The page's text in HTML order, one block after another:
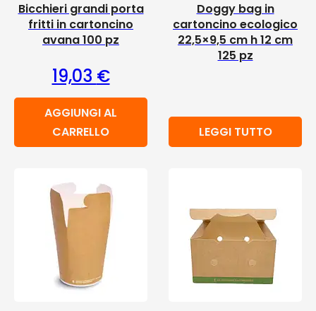
Bicchieri grandi porta
fritti in cartoncino
avana 100 pz
19,03 €
AGGIUNGI AL
CARRELLO
Doggy bag in
cartoncino ecologico
22,5×9,5 cm h 12 cm
125 pz
LEGGI TUTTO